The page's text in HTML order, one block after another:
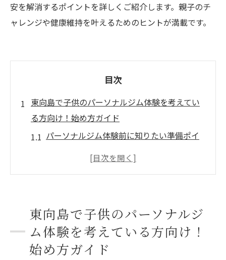
安を解消するポイントを詳しくご紹介します。親子のチ
ャレンジや健康維持を叶えるためのヒントが満載です。
目次
東向島で子供のパーソナルジム体験を考えてい
る方向け！始め方ガイド
パーソナルジム体験前に知りたい準備ポイ
東向島のパーソナルジムで体験できる内容
とは
親子で安心して通うためのパーソナルジム
東向島で子供のパーソナルジ
ム体験を考えている方向け！
始め方ガイド